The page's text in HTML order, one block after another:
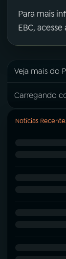
Para mais
EBC,
Veja mais do
Carregando
Notícias